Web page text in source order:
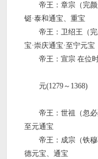
帝王：章宗（完颜
铤·泰和通宝、重宝
帝王：卫绍王（完
宝·崇庆通宝·至宁元宝
帝王：宣宗 在位时
元(1279～1368)
帝王：世祖（忽必烈
至元通宝
帝王：成宗（铁穆耳
德元宝、通宝